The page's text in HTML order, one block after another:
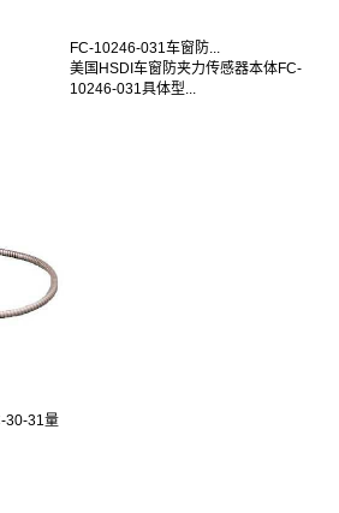
FC-10246-031车窗防...
美国HSDI车窗防夹力传感器本体FC-
10246-031具体型...
30-31量